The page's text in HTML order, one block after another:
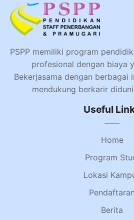
PSPP memiliki program
profesional dengan biaya
Bekerjasama dengan berbagai
mendukung berkarir
Useful
Home
Program
Lokasi
Pendaftaran
Berita